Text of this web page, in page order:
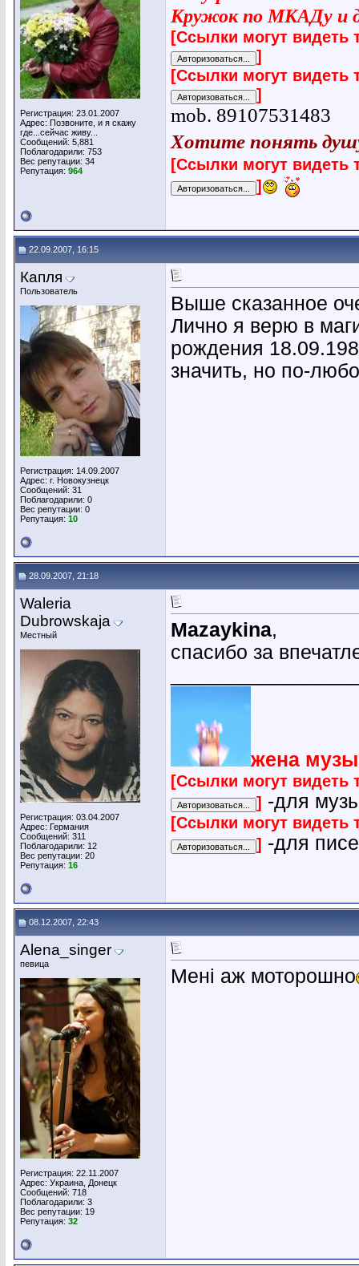
Регистрация: 23.01.2007
Адрес: Позвоните, и я скажу
где...сейчас живу...
Сообщений: 5,881
Поблагодарили: 753
Вес репутации: 34
Репутация: 964
Кружок по МКАДу и
[Ссылки могут видеть
]
[Ссылки могут видеть
]
mob. 89107531483
Хотите понять
[Ссылки могут видеть
]
22.09.2007, 16:15
Капля
Пользователь
Регистрация: 14.09.2007
Адрес: г. Новокузнецк
Сообщений: 31
Поблагодарили: 0
Вес репутации: 0
Репутация: 10
Выше сказанное
Лично я верю в
рождения
значить, но по-
28.09.2007, 21:18
Waleria
Dubrowskaja
Местный
Регистрация: 03.04.2007
Адрес: Германия
Сообщений: 311
Поблагодарили: 12
Вес репутации: 20
Репутация: 16
Mazaykina,
спасибо за
жена
[Ссылки могут видеть
] -для
[Ссылки могут видеть
] -для
08.12.2007, 22:43
Alena_singer
певица
Регистрация: 22.11.2007
Адрес: Украина, Донецк
Сообщений: 718
Поблагодарили: 3
Вес репутации: 19
Репутация: 32
Мені аж моторошно